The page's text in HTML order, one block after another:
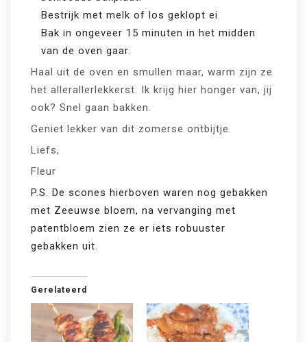
Bestrijk met melk of los geklopt ei.
Bak in ongeveer 15 minuten in het midden
van de oven gaar.
Haal uit de oven en smullen maar, warm zijn ze
het allerallerlekkerst. Ik krijg hier honger van, jij
ook? Snel gaan bakken.
Geniet lekker van dit zomerse ontbijtje.
Liefs,
Fleur
P.S. De scones hierboven waren nog gebakken
met Zeeuwse bloem, na vervanging met
patentbloem zien ze er iets robuuster
gebakken uit.
Gerelateerd